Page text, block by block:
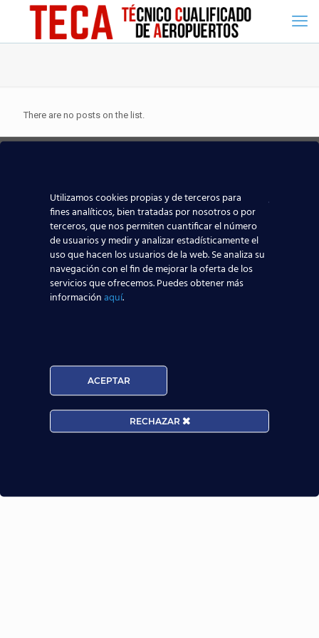
There are no posts on the list.
Utilizamos cookies propias y de terceros para
fines analíticos, bien tratadas por nosotros o por
terceros, que nos permiten cuantificar el número
de usuarios y medir y analizar estadísticamente el
uso que hacen los usuarios de la web. Se analiza su
navegación con el fin de mejorar la oferta de los
servicios que ofrecemos. Puedes obtener más
informaciónaquí.
ACEPTAR
RECHAZAR